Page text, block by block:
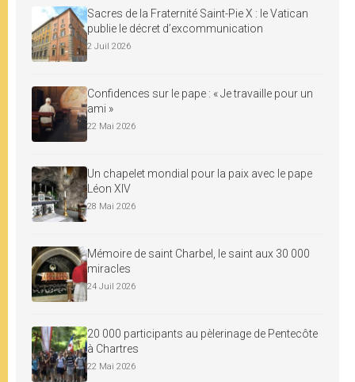
Sacres de la Fraternité Saint-Pie X : le Vatican
publie le décret d’excommunication
2 Juil 2026
Confidences sur le pape : « Je travaille pour un
ami »
22 Mai 2026
Un chapelet mondial pour la paix avec le pape
Léon XIV
28 Mai 2026
Mémoire de saint Charbel, le saint aux 30 000
miracles
24 Juil 2026
20 000 participants au pèlerinage de Pentecôte
à Chartres
22 Mai 2026